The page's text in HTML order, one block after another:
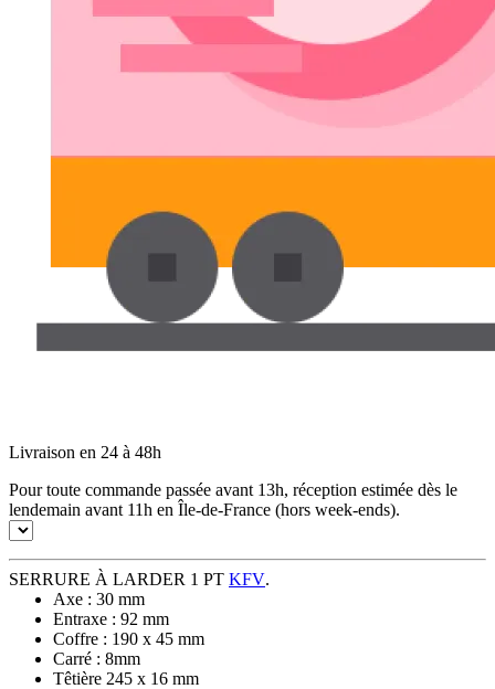
Livraison en 24 à 48h
Pour toute commande passée avant 13h, réception estimée dès le
lendemain avant 11h en Île-de-France (hors week-ends).
SERRURE À LARDER 1 PT KFV.
Axe : 30 mm
Entraxe : 92 mm
Coffre : 190 x 45 mm
Carré : 8mm
Têtière 245 x 16 mm